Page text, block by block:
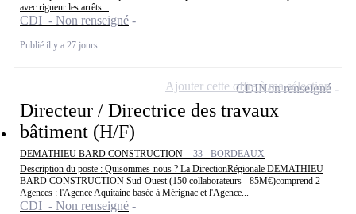
avec rigueur les arrêts...
CDI - Non renseigné
Publié il y a 27 jours
Directeur / Directrice des travaux
bâtiment (H/F)
DEMATHIEU BARD CONSTRUCTION - 33 - BORDEAUX
Description du poste : Quisommes-nous ? La DirectionRégionale DEMATHIEU
BARD CONSTRUCTION Sud-Ouest (150 collaborateurs - 85M€)comprend 2
Agences : l'Agence Aquitaine basée à Mérignac et l'Agence...
CDI - Non renseigné
CDINon renseigné
Ajouter cette offre à ma sélection